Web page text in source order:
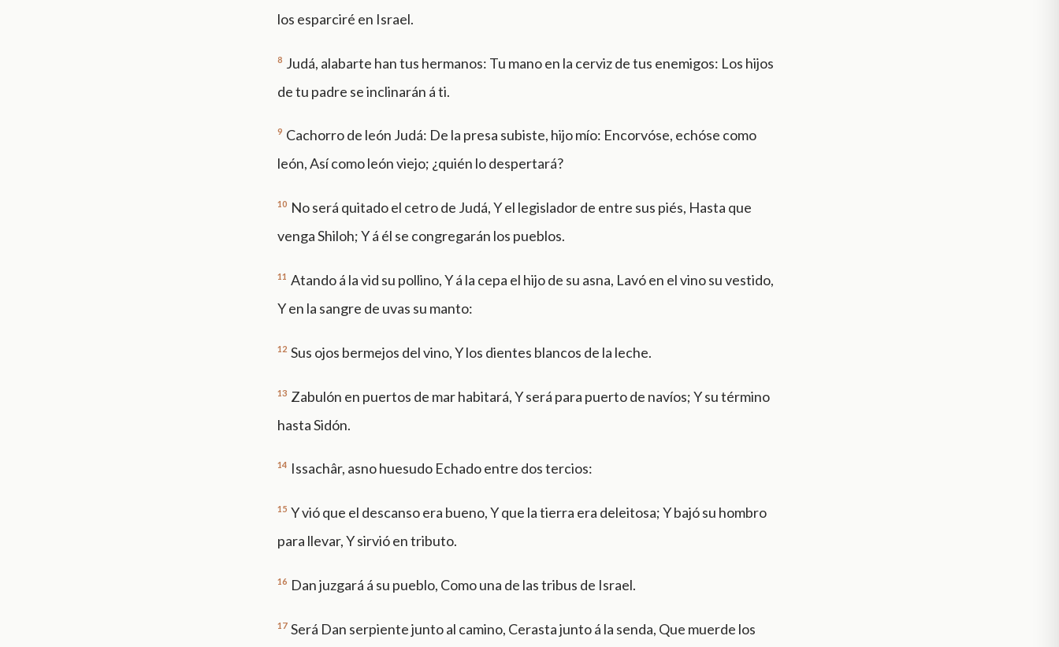
los esparciré en Israel.
8 Judá, alabarte han tus hermanos: Tu mano en la cerviz de tus enemigos: Los hijos
de tu padre se inclinarán á ti.
9 Cachorro de león Judá: De la presa subiste, hijo mío: Encorvóse, echóse como
león, Así como león viejo; ¿quién lo despertará?
10 No será quitado el cetro de Judá, Y el legislador de entre sus piés, Hasta que
venga Shiloh; Y á él se congregarán los pueblos.
11 Atando á la vid su pollino, Y á la cepa el hijo de su asna, Lavó en el vino su vestido,
Y en la sangre de uvas su manto:
12 Sus ojos bermejos del vino, Y los dientes blancos de la leche.
13 Zabulón en puertos de mar habitará, Y será para puerto de navíos; Y su término
hasta Sidón.
14 Issachâr, asno huesudo Echado entre dos tercios:
15 Y vió que el descanso era bueno, Y que la tierra era deleitosa; Y bajó su hombro
para llevar, Y sirvió en tributo.
16 Dan juzgará á su pueblo, Como una de las tribus de Israel.
17 Será Dan serpiente junto al camino, Cerasta junto á la senda, Que muerde los